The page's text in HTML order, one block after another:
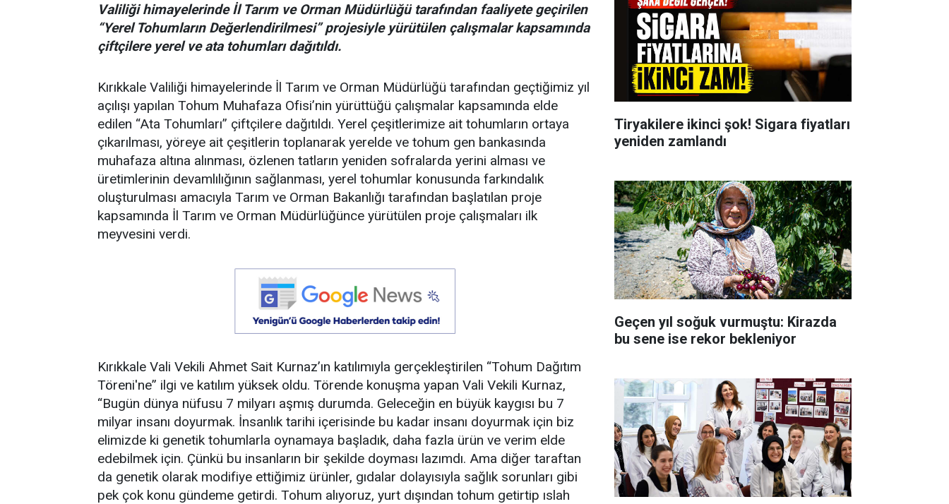
Valiliği himayelerinde İl Tarım ve Orman Müdürlüğü tarafından faaliyete geçirilen
“Yerel Tohumların Değerlendirilmesi” projesiyle yürütülen çalışmalar kapsamında
çiftçilere yerel ve ata tohumları dağıtıldı.
Kırıkkale Valiliği himayelerinde İl Tarım ve Orman Müdürlüğü tarafından geçtiğimiz yıl
açılışı yapılan Tohum Muhafaza Ofisi’nin yürüttüğü çalışmalar kapsamında elde
edilen “Ata Tohumları” çiftçilere dağıtıldı. Yerel çeşitlerimize ait tohumların ortaya
çıkarılması, yöreye ait çeşitlerin toplanarak yerelde ve tohum gen bankasında
muhafaza altına alınması, özlenen tatların yeniden sofralarda yerini alması ve
üretimlerinin devamlılığının sağlanması, yerel tohumlar konusunda farkındalık
oluşturulması amacıyla Tarım ve Orman Bakanlığı tarafından başlatılan proje
kapsamında İl Tarım ve Orman Müdürlüğünce yürütülen proje çalışmaları ilk
meyvesini verdi.
Kırıkkale Vali Vekili Ahmet Sait Kurnaz’ın katılımıyla gerçekleştirilen “Tohum Dağıtım
Töreni'ne” ilgi ve katılım yüksek oldu. Törende konuşma yapan Vali Vekili Kurnaz,
“Bugün dünya nüfusu 7 milyarı aşmış durumda. Geleceğin en büyük kaygısı bu 7
milyar insanı doyurmak. İnsanlık tarihi içerisinde bu kadar insanı doyurmak için biz
elimizde ki genetik tohumlarla oynamaya başladık, daha fazla ürün ve verim elde
edebilmek için. Çünkü bu insanların bir şekilde doyması lazımdı. Ama diğer taraftan
da genetik olarak modifiye ettiğimiz ürünler, gıdalar dolayısıyla sağlık sorunları gibi
pek çok konu gündeme getirdi. Tohum alıyoruz, yurt dışından tohum getirtip ıslah
Tiryakilere ikinci şok! Sigara fiyatları
yeniden zamlandı
Geçen yıl soğuk vurmuştu: Kirazda
bu sene ise rekor bekleniyor